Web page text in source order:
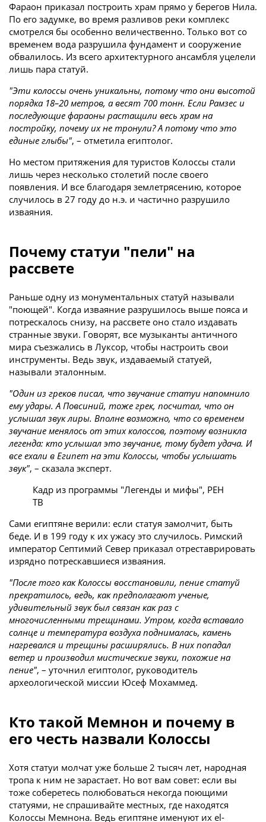
Фараон приказал построить храм прямо у берегов Нила.
По его задумке, во время разливов реки комплекс
смотрелся бы особенно величественно. Только вот со
временем вода разрушила фундамент и сооружение
обвалилось. Из всего архитектурного ансамбля уцелели
лишь пара статуй.
"Эти колоссы очень уникальны, потому что они высотой
порядка 18–20 метров, а весят 700 тонн. Если Рамзес и
последующие фараоны растащили весь храм на
постройку, почему их не тронули? А потому что это
единые глыбы", – отметила египтолог.
Но местом притяжения для туристов Колоссы стали
лишь через несколько столетий после своего
появления. И все благодаря землетрясению, которое
случилось в 27 году до н.э. и частично разрушило
изваяния.
Почему статуи "пели" на
рассвете
Раньше одну из монументальных статуй называли
"поющей". Когда изваяние разрушилось выше пояса и
потрескалось снизу, на рассвете оно стало издавать
странные звуки. Говорят, все музыканты античного
мира съезжались в Луксор, чтобы настроить свои
инструменты. Ведь звук, издаваемый статуей,
называли эталонным.
"Один из греков писал, что звучание статуи напомнило
ему удары. А Повсиний, тоже грек, посчитал, что он
услышал звук лиры. Вполне возможно, что со временем
звучание менялось от этих колоссов, поэтому возникла
легенда: кто услышал это звучание, тому будет удача. И
все ехали в Египет на эти Колоссы, чтобы услышать
звук", – сказала эксперт.
Кадр из программы "Легенды и мифы", РЕН
ТВ
Сами египтяне верили: если статуя замолчит, быть
беде. И в 199 году к их ужасу это случилось. Римский
император Септимий Север приказал отреставрировать
изрядно потрескавшиеся изваяния.
"После того как Колоссы восстановили, пение статуй
прекратилось, ведь, как предполагают ученые,
удивительный звук был связан как раз с
многочисленными трещинами. Утром, когда вставало
солнце и температура воздуха поднималась, камень
нагревался и трещины расширялись. В них попадал
ветер и производил мистические звуки, похожие на
пение", – уточнил египтолог, руководитель
археологической миссии Юсеф Мохаммед.
Кто такой Мемнон и почему в
его честь назвали Колоссы
Хотя статуи молчат уже больше 2 тысяч лет, народная
тропа к ним не зарастает. Но вот вам совет: если вы
тоже соберетесь полюбоваться некогда поющими
статуями, не спрашивайте местных, где находятся
Колоссы Мемнона. Ведь египтяне именуют их el-